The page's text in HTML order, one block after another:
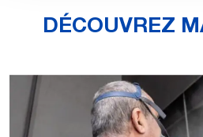
(ENG) User Manual MATE-
format
DÉCOUVREZ